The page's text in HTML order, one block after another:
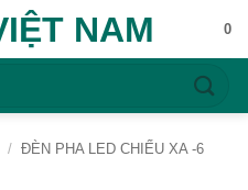
0
/ ĐÈN PHA LED CHIẾU XA -6